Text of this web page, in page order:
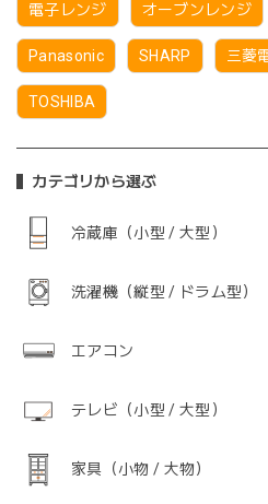
電子レンジ オーブンレンジ
Panasonic SHARP 三菱
TOSHIBA
カテゴリから選ぶ
冷蔵庫（小型 / 大型）
洗濯機（縦型 / ドラム型）
エアコン
テレビ（小型 / 大型）
家具（小物 / 大物）